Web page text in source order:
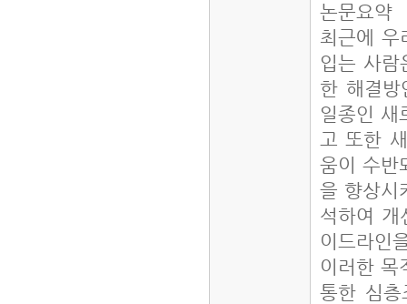
논문요약
최근에 우
입는 사
한 해결
일종인 새
고 또한
움이 수반
을 향상시
석하여 개
이드라인
이러한 목
통한 심층